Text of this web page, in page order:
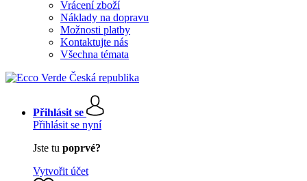
Vrácení zboží
Náklady na dopravu
Možnosti platby
Kontaktujte nás
Všechna témata
Přihlásit se
Přihlásit se nyní
Jste tu poprvé?
Vytvořit účet